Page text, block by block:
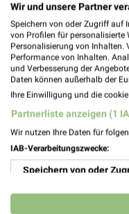
Aktuelle
Anzahl
Letztes
Wir und unsere Partner
Speichern von oder Zugriff auf
von Profilen für personalisierte
Personalisierung von Inhalten.
Performance von Inhalten.
und Verbesserung der
Daten können außerhalb der
Ihre Einwilligung und die
Partnerliste anzeigen (1
Wir nutzen Ihre Daten für
IAB-Verarbeitungszwecke:
Speichern von oder
Verwendung